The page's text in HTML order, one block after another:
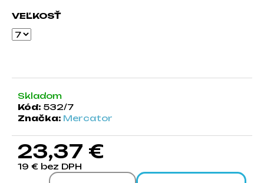
VEĽKOSŤ
Skladom
Kód: 532/7
Značka: Mercator
23,37 €
19 € bez DPH
Jednotková cena:
r
ú
č
e